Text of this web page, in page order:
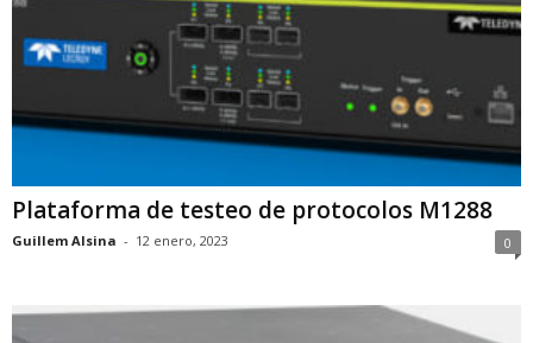
Plataforma de testeo de protocolos M1288
Guillem Alsina - 12 enero, 2023 0